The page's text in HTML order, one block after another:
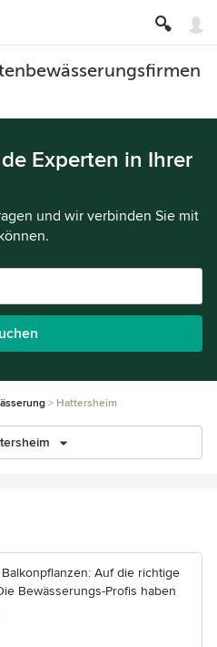
Experten in Ihrer
und wir verbinden Sie mit
Hattersheim
Auf die richtige
Bewässerungs-Profis haben